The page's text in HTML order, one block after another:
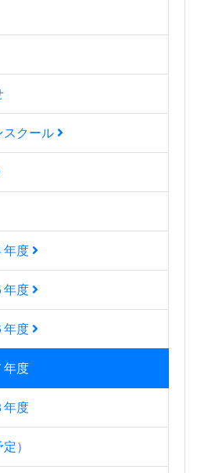
スクール
年度
年度
年度
年度
年度
）